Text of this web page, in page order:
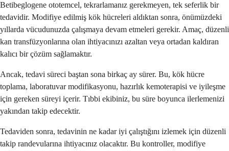
Betibeglogene ototemcel, tekrarlamanız gerekmeyen, tek seferlik bir
tedavidir. Modifiye edilmiş kök hücreleri aldıktan sonra, önümüzdeki
yıllarda vücudunuzda çalışmaya devam etmeleri gerekir. Amaç, düzenli
kan transfüzyonlarına olan ihtiyacınızı azaltan veya ortadan kaldıran
kalıcı bir çözüm sağlamaktır.
Ancak, tedavi süreci baştan sona birkaç ay sürer. Bu, kök hücre
toplama, laboratuvar modifikasyonu, hazırlık kemoterapisi ve iyileşme
için gereken süreyi içerir. Tıbbi ekibiniz, bu süre boyunca ilerlemenizi
yakından takip edecektir.
Tedaviden sonra, tedavinin ne kadar iyi çalıştığını izlemek için düzenli
takip randevularına ihtiyacınız olacaktır. Bu kontroller, modifiye